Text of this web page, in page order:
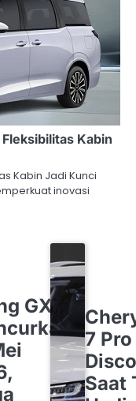
Kabin
Kabin Jadi Kunci
inovasi
GX
7 Pro
Saat